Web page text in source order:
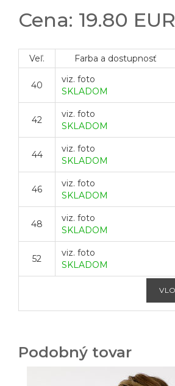
Cena: 19.80 EUR
Veľ. Farba a dostupnosť
40
viz. foto
SKLADOM
42
viz. foto
SKLADOM
44
viz. foto
SKLADOM
46
viz. foto
SKLADOM
48
viz. foto
SKLADOM
52
viz. foto
SKLADOM
Podobný tovar